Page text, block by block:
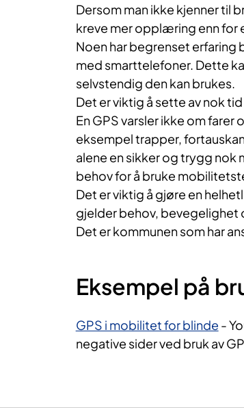
Dersom man ikke kjenner til
kreve mer opplæring enn for
Noen har begrenset
med smarttelefoner. Dette
selvstendig den kan brukes.
Det er viktig å sette av nok
En GPS varsler ikke om farer
eksempel trapper,
alene en sikker og trygg
behov for å bruke
Det er viktig å gjøre en
gjelder behov, bevegelighet
Det er kommunen som har
Eksempel på
GPS i mobilitet for blinde -
negative sider ved bruk av